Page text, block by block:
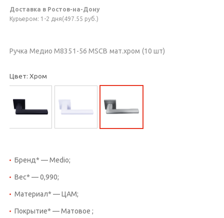
Доставка в Ростов-на-Дону
Курьером: 1-2 дня(497.55 руб.)
Ручка Медио M8351-56 MSCB мат.хром (10 шт)
Цвет: Хром
Бренд* — Medio;
Вес* — 0,990;
Материал* — ЦАМ;
Покрытие* — Матовое ;